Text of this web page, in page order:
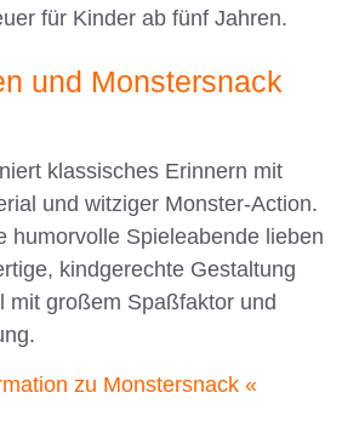
für Kinder ab fünf Jahren.
und Monstersnack
klassisches Erinnern mit
und witziger Monster-Action.
humorvolle Spieleabende lieben
kindgerechte Gestaltung
mit großem Spaßfaktor und
zu Monstersnack «